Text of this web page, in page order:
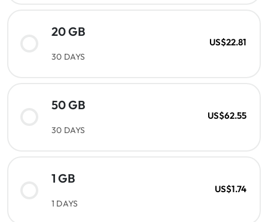
20 GB
30 DAYS
US$22.81
50 GB
30 DAYS
US$62.55
1 GB
1 DAYS
US$1.74